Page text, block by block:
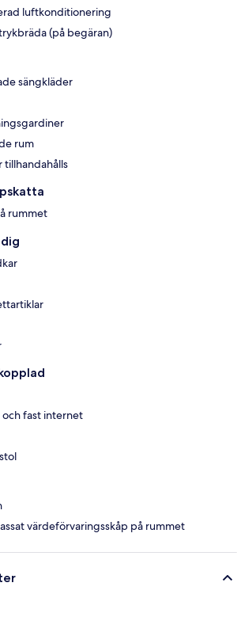
luftkonditionering
(på begäran)
sängkläder
rum
tillhandahålls
rummet
fast internet
värdeförvaringsskåp på rummet